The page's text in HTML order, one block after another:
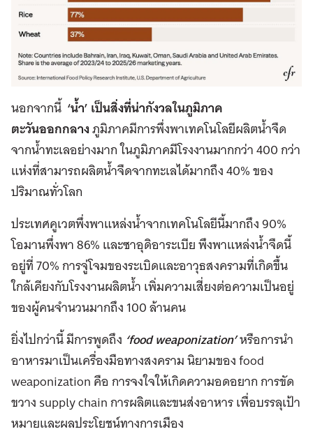
นอกจากนี้ ‘น้ำ’ เป็นสิ่งที่น่ากังวลในภูมิภาค
ตะวันออกกลางภูมิภาคมีการพึ่งพาเทคโนโลยีผลิตน้ำจืด
จากน้ำทะเลอย่างมาก ในภูมิภาคมีโรงงานมากกว่า 400 กว่า
แห่งที่สามารถผลิตน้ำจืดจากทะเลได้มากถึง 40% ของ
ปริมาณทั่วโลก
ประเทศคูเวตพึ่งพาแหล่งน้ำจากเทคโนโลยีนี้มากถึง 90%
โอมานพึ่งพา 86% และซาอุดิอาระเบีย พึงพาแหล่งน้ำจืดนี้
อยู่ที่ 70% การจู่โจมของระเบิดและอาวุธสงครามที่เกิดขึ้น
ใกล้เคียงกับโรงงานผลิตน้ำ เพิ่มความเสี่ยงต่อความเป็นอยู่
ของผู้คนจำนวนมากถึง 100 ล้านคน
ยิ่งไปกว่านี้ มีการพูดถึง ‘food weaponization’หรือการนำ
อาหารมาเป็นเครื่องมือทางสงคราม นิยามของ food
weaponization คือ การจงใจให้เกิดความอดอยาก การขัด
ขวาง supply chain การผลิตและขนส่งอาหาร เพื่อบรรลุเป้า
หมายและผลประโยชน์ทางการเมือง